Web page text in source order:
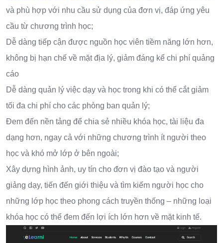
và phù hợp với nhu cầu sử dụng của đơn vị, đáp ứng yêu
cầu từ chương trình học;
Dễ dàng tiếp cận được nguồn học viên tiềm năng lớn hơn,
không bị hạn chế về mặt địa lý, giảm đáng kể chi phí quảng
cáo
Dễ dàng quản lý việc dạy và học trong khi có thể cắt giảm
tối đa chi phí cho các phòng ban quản lý;
Đem đến nền tảng để chia sẻ nhiều khóa học, tài liệu đa
dạng hơn, ngay cả với những chương trình ít người theo
học và khó mở lớp ở bên ngoài;
Xây dựng hình ảnh, uy tín cho đơn vị đào tạo và người
giảng dạy, tiến đến giới thiệu và tìm kiếm người học cho
những lớp học theo phong cách truyền thống – những loại
khóa học có thể đem đến lợi ích lớn hơn về mặt kinh tế.